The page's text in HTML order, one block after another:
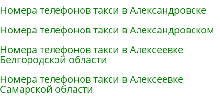
Номера телефонов такси в Александровске
Номера телефонов такси в Александровском
Номера телефонов такси в Алексеевке
Белгородской области
Номера телефонов такси в Алексеевке
Самарской области